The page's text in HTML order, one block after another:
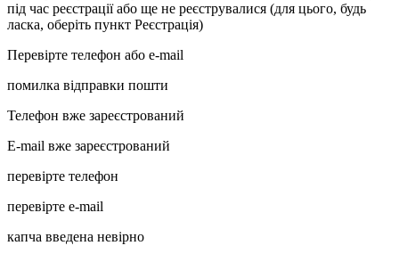
під час реєстрації або ще не реєструвалися (для цього, будь
ласка, оберіть пункт Реєстрація)
Перевірте телефон або e-mail
помилка відправки пошти
Телефон вже зареєстрований
E-mail вже зареєстрований
перевірте телефон
перевірте e-mail
капча введена невірно